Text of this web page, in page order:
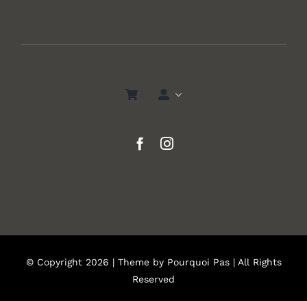
© Copyright 2026 | Theme by Pourquoi Pas| All Rights
Reserved